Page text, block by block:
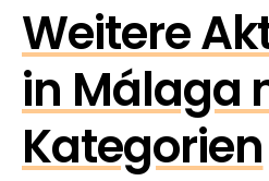
Weitere
in Málaga
Kategorien